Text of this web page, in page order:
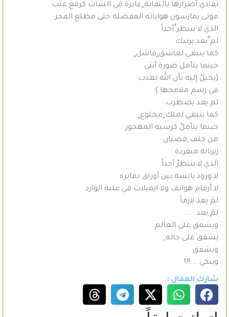
تفادي أضرارها بالتفاتة ٍعابرة في الشات كرفع عتب
موتى يمارسون هواياته المفضلة حتى مطلع الفجر
الذي لا ينتظر ُأحداً
لم ْيعد يرتبك
كما ينبغي لعاشق ٍفاشل ٍ
حينما يتأمل صورة أنثى
(يخيلُ إليه بأن الله تعذب
في رسم ملامحها )
لم يعد يضطرب
كما ينبغي لملك ٍمخلوع ٍ
حينما يتأملُ كرسيه المهجور
من خلف ِقضبان
زنزنانة منفردة
الذي لا ينتظرُ أحداً
لا ورود يابسة بين أوراق دفاتره
لا أرقام هواتف ولا ايميلات في علبة الوارد
لمْ يعد لازماً
لمْ يعد ….
ويشفق على العالم
يشفق على حاله ِ
ويشفق
ويبكي ….!!؟
شارك المقال :